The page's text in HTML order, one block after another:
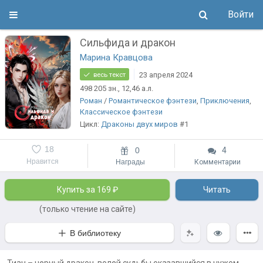
Войти
Сильфида и дракон
Марина Кравцова
весь текст
23 апреля 2024
498 205 зн., 12,46 а.л.
Роман /Романтическое фэнтези,Приключения,
Классическое фэнтези
Цикл:Драконы двух миров #1
Нравится
18 0
Награды
4
Комментарии
Купить за 169 ₽
(только чтение на сайте)
Читать
В библиотеку